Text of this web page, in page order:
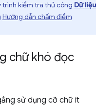
trình kiểm tra thủ công Dữ liệu
Hướng dẫn chấm điểm
chữ khó đọc
sử dụng cỡ chữ ít